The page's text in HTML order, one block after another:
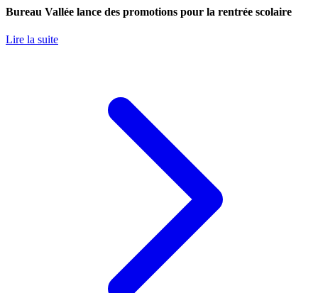
Bureau Vallée lance des promotions pour la rentrée scolaire
Lire la suite